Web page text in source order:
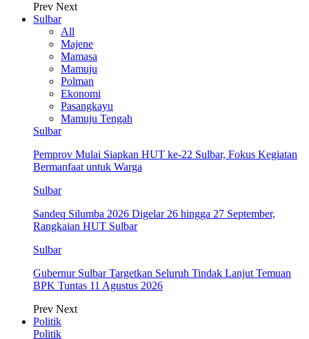
Prev Next
Sulbar
All
Majene
Mamasa
Mamuju
Polman
Ekonomi
Pasangkayu
Mamuju Tengah
Sulbar
Pemprov Mulai Siapkan HUT ke-22 Sulbar, Fokus Kegiatan
Bermanfaat untuk Warga
Sulbar
Sandeq Silumba 2026 Digelar 26 hingga 27 September,
Rangkaian HUT Sulbar
Sulbar
Gubernur Sulbar Targetkan Seluruh Tindak Lanjut Temuan
BPK Tuntas 11 Agustus 2026
Prev Next
Politik
Politik